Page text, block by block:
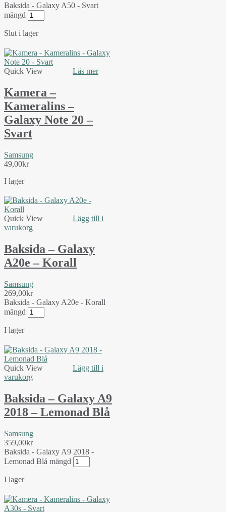
Baksida - Galaxy A50 - Svart
mängd
Slut i lager
Quick View Läs mer
Kamera –
Kameralins –
Galaxy Note 20 –
Svart
Samsung
49,00kr
I lager
Quick View
Lägg till i
varukorg
Baksida – Galaxy
A20e – Korall
Samsung
269,00kr
Baksida - Galaxy A20e - Korall
mängd
I lager
Quick View
Lägg till i
varukorg
Baksida – Galaxy A9
2018 – Lemonad Blå
Samsung
359,00kr
Baksida - Galaxy A9 2018 -
Lemonad Blå mängd
I lager